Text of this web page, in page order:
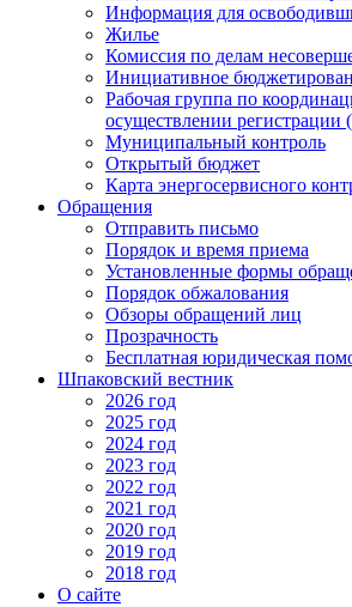
Информация для
Жилье
Комиссия по делам
Инициативное
Рабочая группа по
осуществлении регистрации
Муниципальный контроль
Открытый бюджет
Карта энергосервисного
Обращения
Отправить письмо
Порядок и время приема
Установленные формы
Порядок обжалования
Обзоры обращений лиц
Прозрачность
Бесплатная юридическая
Шпаковский вестник
2026 год
2025 год
2024 год
2023 год
2022 год
2021 год
2020 год
2019 год
2018 год
О сайте